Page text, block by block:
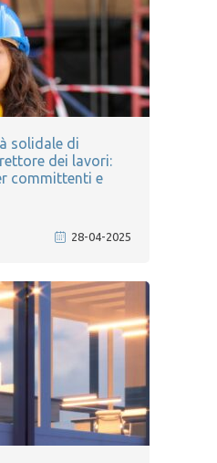
solidale di
dei lavori:
committenti e
28-04-2025